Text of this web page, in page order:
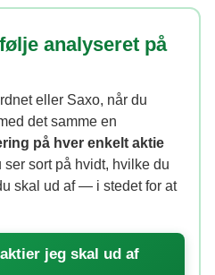
analyseret på
eller Saxo, når du
det samme en
på hver enkelt aktie
sort på hvidt, hvilke du
skal ud af — i stedet for at
jeg skal ud af